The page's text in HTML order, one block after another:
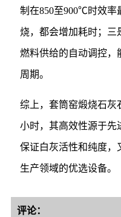
制在850至900℃时效率
烧，都会增加耗时；三
燃料供给的自动调控，
周期。
综上，套筒窑煅烧石灰
小时，其高效性源于先
保证白灰活性和纯度，
生产领域的优选设备。
评论：